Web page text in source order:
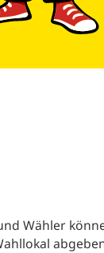
um Text
Wähler